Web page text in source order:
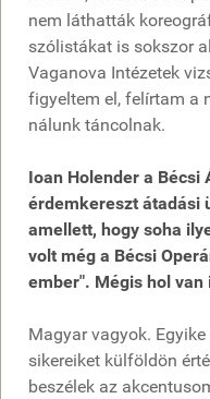
nem láthatták
szólistákat is sokszor
Vaganova Intézetek
figyeltem el, felírtam a
nálunk táncolnak.
Ioan Holender a Bécsi
érdemkereszt átadási
amellett, hogy soha
volt még a Bécsi
ember". Mégis hol van
Magyar vagyok.
sikereiket külföldön
beszélek az